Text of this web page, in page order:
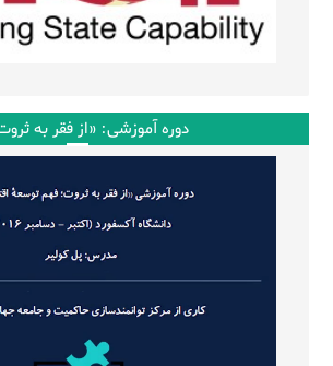
دوره آموزشی: «از فقر به